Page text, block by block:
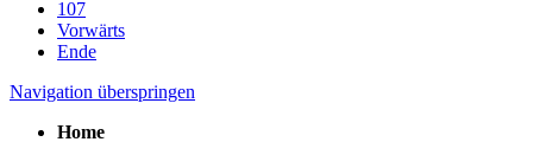
107
Vorwärts
Ende
Navigation überspringen
Home